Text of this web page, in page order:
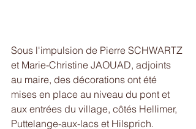
Sous l'impulsion de Pierre SCHWARTZ
et Marie-Christine JAOUAD, adjoints
au maire, des décorations ont été
mises en place au niveau du pont et
aux entrées du village, côtés Hellimer,
Puttelange-aux-lacs et Hilsprich.